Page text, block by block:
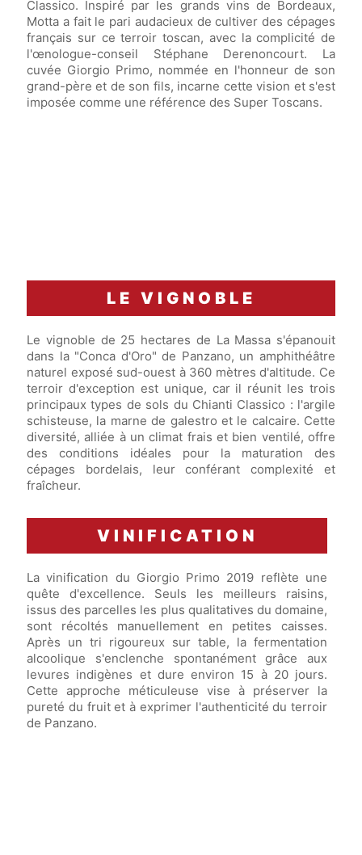
Classico. Inspiré par les grands vins de Bordeaux,
Motta a fait le pari audacieux de cultiver des cépages
français sur ce terroir toscan, avec la complicité de
l'œnologue-conseil Stéphane Derenoncourt. La
cuvée Giorgio Primo, nommée en l'honneur de son
grand-père et de son fils, incarne cette vision et s'est
imposée comme une référence des Super Toscans.
LE VIGNOBLE
Le vignoble de 25 hectares de La Massa s'épanouit
dans la "Conca d'Oro" de Panzano, un amphithéâtre
naturel exposé sud-ouest à 360 mètres d'altitude. Ce
terroir d'exception est unique, car il réunit les trois
principaux types de sols du Chianti Classico : l'argile
schisteuse, la marne de galestro et le calcaire. Cette
diversité, alliée à un climat frais et bien ventilé, offre
des conditions idéales pour la maturation des
cépages bordelais, leur conférant complexité et
fraîcheur.
VINIFICATION
La vinification du Giorgio Primo 2019 reflète une
quête d'excellence. Seuls les meilleurs raisins,
issus des parcelles les plus qualitatives du domaine,
sont récoltés manuellement en petites caisses.
Après un tri rigoureux sur table, la fermentation
alcoolique s'enclenche spontanément grâce aux
levures indigènes et dure environ 15 à 20 jours.
Cette approche méticuleuse vise à préserver la
pureté du fruit et à exprimer l'authenticité du terroir
de Panzano.